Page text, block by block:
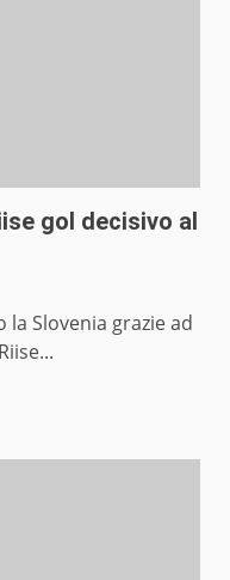
gol decisivo al
Slovenia grazie ad